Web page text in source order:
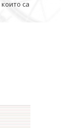
които са